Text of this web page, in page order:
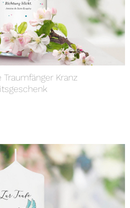
Kranz